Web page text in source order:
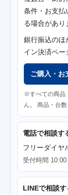
条件・お支払
る場合があり
銀行振込のほ
イン決済ペー
ご購入・お
※すべての商品
ん。 商品・台
電話で相談す
フリーダイヤ
受付時間 10:00
LINEで相談す